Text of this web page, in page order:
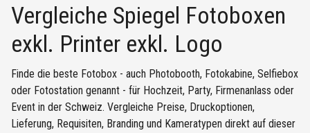
Vergleiche Spiegel Fotoboxen
exkl. Printer exkl. Logo
Finde die beste Fotobox - auch Photobooth, Fotokabine, Selfiebox
oder Fotostation genannt - für Hochzeit, Party, Firmenanlass oder
Event in der Schweiz. Vergleiche Preise, Druckoptionen,
Lieferung, Requisiten, Branding und Kameratypen direkt auf dieser